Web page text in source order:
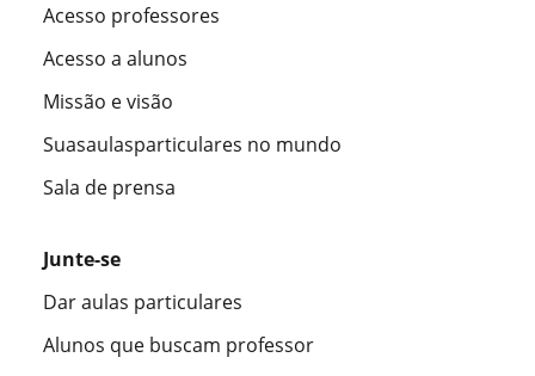
Acesso professores
Acesso a alunos
Missão e visão
Suasaulasparticulares no mundo
Sala de prensa
Junte-se
Dar aulas particulares
Alunos que buscam professor